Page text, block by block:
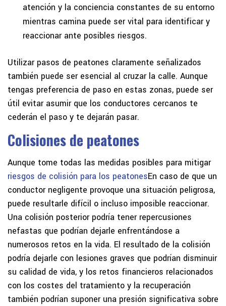
atención y la conciencia constantes de su entorno
mientras camina puede ser vital para identificar y
reaccionar ante posibles riesgos.
Utilizar pasos de peatones claramente señalizados
también puede ser esencial al cruzar la calle. Aunque
tengas preferencia de paso en estas zonas, puede ser
útil evitar asumir que los conductores cercanos te
cederán el paso y te dejarán pasar.
Colisiones de peatones
Aunque tome todas las medidas posibles para mitigar
riesgos de colisión para los peatonesEn caso de que un
conductor negligente provoque una situación peligrosa,
puede resultarle difícil o incluso imposible reaccionar.
Una colisión posterior podría tener repercusiones
nefastas que podrían dejarle enfrentándose a
numerosos retos en la vida. El resultado de la colisión
podría dejarle con lesiones graves que podrían disminuir
su calidad de vida, y los retos financieros relacionados
con los costes del tratamiento y la recuperación
también podrían suponer una presión significativa sobre